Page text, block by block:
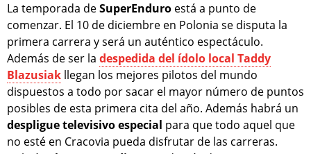
La temporada deSuperEnduro está a punto de
comenzar. El 10 de diciembre en Polonia se disputa la
primera carrera y será un auténtico espectáculo.
Además de ser la despedida del ídolo local Taddy
Blazusiak llegan los mejores pilotos del mundo
dispuestos a todo por sacar el mayor número de puntos
posibles de esta primera cita del año. Además habrá un
despligue televisivo especial para que todo aquel que
no esté en Cracovia pueda disfrutar de las carreras.